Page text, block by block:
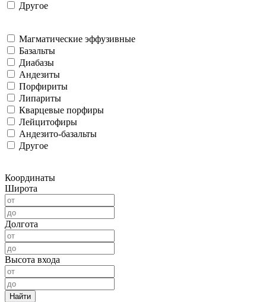
Другое
Магматические эффузивные
Базальты
Диабазы
Андезиты
Порфириты
Липариты
Кварцевые порфиры
Лейцитофиры
Андезито-базальты
Другое
Координаты
Широта
Долгота
Высота входа